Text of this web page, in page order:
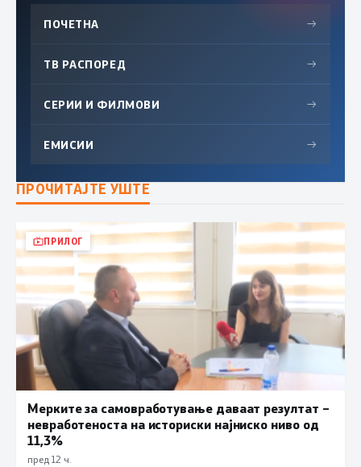
ПОЧЕТНА →
ТВ РАСПОРЕД →
СЕРИИ И ФИЛМОВИ →
ЕМИСИИ →
ПРОЧИТАЈТЕ УШТЕ
ПРИЛОГ
Мерките за самовработување даваат резултат –
невработеноста на историски најниско ниво од
11,3%
пред 12 ч.